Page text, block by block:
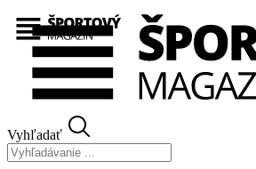
Preskočiť
na
obsah
Vyhľadať